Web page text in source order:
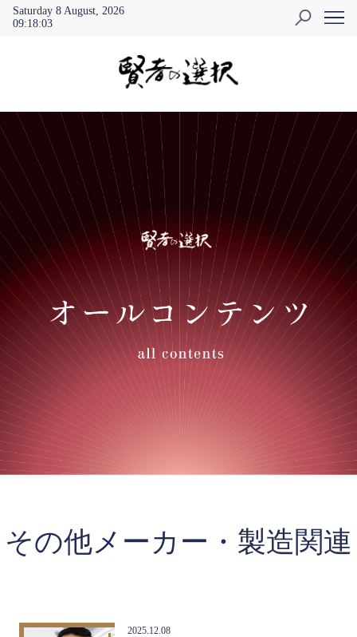
Saturday 8 August, 2026
09:18:04
その他メーカー・製造関連
2025.12.08